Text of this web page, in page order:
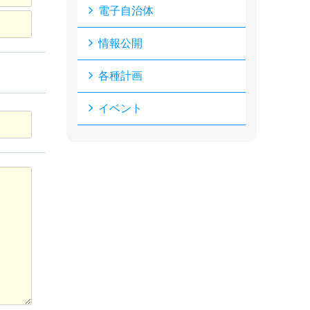
電子自治体
情報公開
各種計画
イベント